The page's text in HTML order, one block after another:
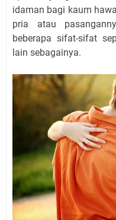
idaman bagi kaum
pria atau
beberapa sifat-sifat
lain sebagainya.